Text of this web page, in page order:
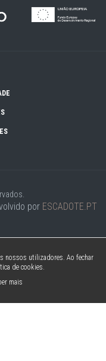
por ESCADOTE.PT
nossos utilizadores. Ao fechar
de cookies.
mais